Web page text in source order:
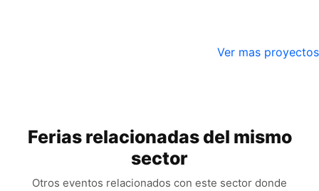
Ver mas proyectos
Ferias relacionadas del mismo
sector
Otros eventos relacionados con este sector donde